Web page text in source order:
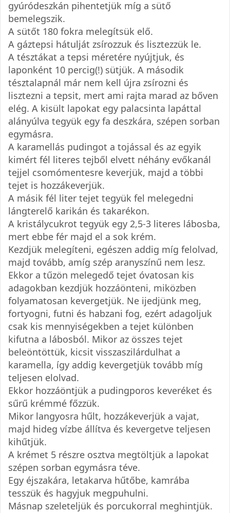
gyúródeszkán pihentetjük míg a sütő
bemelegszik.
A sütőt 180 fokra melegítsük elő.
A gáztepsi hátulját zsírozzuk és lisztezzük le.
A tésztákat a tepsi méretére nyújtjuk, és
laponként 10 percig(!) sütjük. A második
tésztalapnál már nem kell újra zsírozni és
lisztezni a tepsit, mert ami rajta marad az bőven
elég. A kisült lapokat egy palacsinta lapáttal
alányúlva tegyük egy fa deszkára, szépen sorban
egymásra.
A karamellás pudingot a tojással és az egyik
kimért fél literes tejből elvett néhány evőkanál
tejjel csomómentesre keverjük, majd a többi
tejet is hozzákeverjük.
A másik fél liter tejet tegyük fel melegedni
lángterelő karikán és takarékon.
A kristálycukrot tegyük egy 2,5-3 literes lábosba,
mert ebbe fér majd el a sok krém.
Kezdjük melegíteni, egészen addig míg felolvad,
majd tovább, amíg szép aranyszínű nem lesz.
Ekkor a tűzön melegedő tejet óvatosan kis
adagokban kezdjük hozzáönteni, miközben
folyamatosan kevergetjük. Ne ijedjünk meg,
fortyogni, futni és habzani fog, ezért adagoljuk
csak kis mennyiségekben a tejet különben
kifutna a lábosból. Mikor az összes tejet
beleöntöttük, kicsit visszaszilárdulhat a
karamella, így addig kevergetjük tovább míg
teljesen elolvad.
Ekkor hozzáöntjük a pudingporos keveréket és
sűrű krémmé főzzük.
Mikor langyosra hűlt, hozzákeverjük a vajat,
majd hideg vízbe állítva és kevergetve teljesen
kihűtjük.
A krémet 5 részre osztva megtöltjük a lapokat
szépen sorban egymásra téve.
Egy éjszakára, letakarva hűtőbe, kamrába
tesszük és hagyjuk megpuhulni.
Másnap szeleteljük és porcukorral meghintjük.